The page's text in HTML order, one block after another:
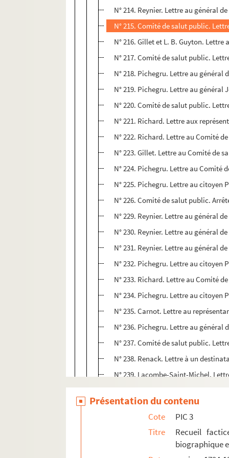
N° 214. Reynier. Lettre au général
N° 215. Comité de salut public.
N° 216. Gillet et L. B. Guyton.
N° 217. Comité de salut public.
N° 218. Pichegru. Lettre au général
N° 219. Pichegru. Lettre au général
N° 220. Comité de salut public.
N° 221. Richard. Lettre aux
N° 222. Richard. Lettre au Comité
N° 223. Gillet. Lettre au Comité de
N° 224. Pichegru. Lettre au Comité
N° 225. Pichegru. Lettre au citoyen
N° 226. Comité de salut public.
N° 229. Reynier. Lettre au général
N° 230. Reynier. Lettre au général
N° 231. Reynier. Lettre au général
N° 232. Pichegru. Lettre au citoyen
N° 233. Richard. Lettre au Comité
N° 234. Pichegru. Lettre au citoyen
N° 235. Carnot. Lettre au
N° 236. Pichegru. Lettre au général
N° 237. Comité de salut public.
N° 238. Renack. Lettre à un
N° 239. Lacombe-Saint-Michel.
N° 240. Résumé d'une lettre du
N° 241. Résumé d'une lettre des
N° 242. Richard. Lettre au Comité
N° 243. Comité de salut public.
Présentation du contenu
Cote
PIC 3
Titre
Recueil
biographique